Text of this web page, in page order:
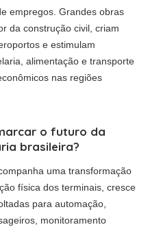
empregos. Grandes obras
da construção civil, criam
e estimulam
alimentação e transporte
nas regiões
o futuro da
brasileira?
uma transformação
física dos terminais, cresce
para automação,
monitoramento